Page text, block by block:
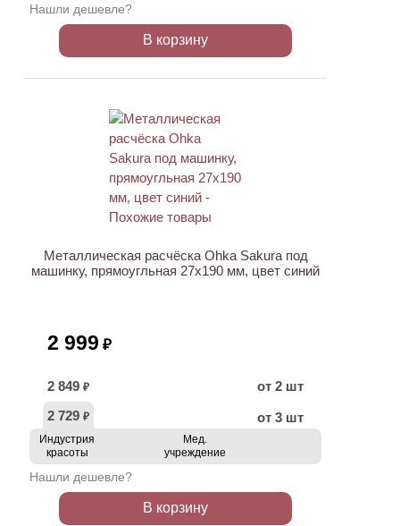
Нашли дешевле?
В корзину
Металлическая расчёска Ohka Sakura под
машинку, прямоугльная 27х190 мм, цвет синий
2 999 ₽
2 849 ₽
от 2 шт
2 729 ₽ от 3 шт
Индустрия
красоты
Мед.
учреждение
Нашли дешевле?
В корзину